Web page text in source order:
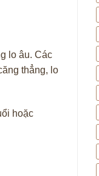
lo âu. Các
thẳng, lo
hoặc